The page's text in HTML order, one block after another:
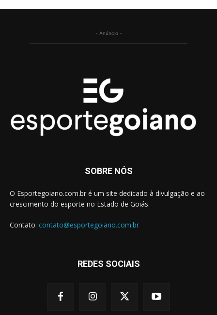
- Anúncio -
SOBRE NÓS
O Esportegoiano.com.br é um site dedicado à divulgação e ao
crescimento do esporte no Estado de Goiás.
Contato: contato@esportegoiano.com.br
REDES SOCIAIS